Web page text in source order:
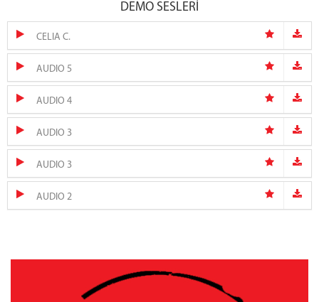
DEMO SESLERİ
CELIA C.
AUDIO 5
AUDIO 4
AUDIO 3
AUDIO 3
AUDIO 2